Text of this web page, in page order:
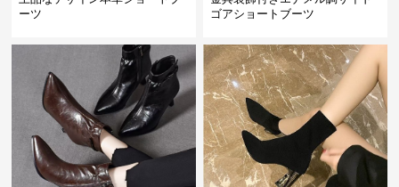
ーツ
ゴアショートブーツ